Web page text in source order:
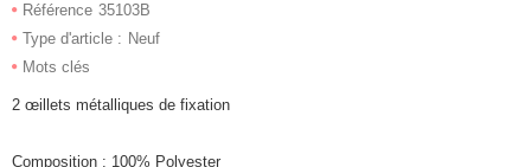
Référence 35103B
Type d'article : Neuf
Mots clés
2 œillets métalliques de fixation
Composition : 100% Polyester